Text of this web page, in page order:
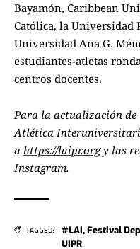
Bayamón, Caribbean
Católica, la Universidad
Universidad Ana G.
estudiantes-atletas
centros docentes.
Para la actualización
Atlética
a https://laipr.org y las
Instagram.
TAGGED: #LAI,Festival
UIPR